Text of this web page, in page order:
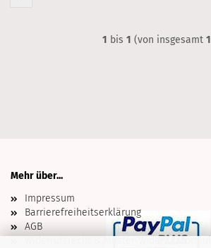
1 bis 1 (von insgesamt 1
Mehr über...
Impressum
Barrierefreiheitserklärung
AGB